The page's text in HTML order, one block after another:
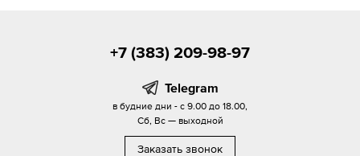
+7 (383) 209-98-97
Telegram
в будние дни - с 9.00 до 18.00,
Сб, Вс — выходной
Заказать звонок